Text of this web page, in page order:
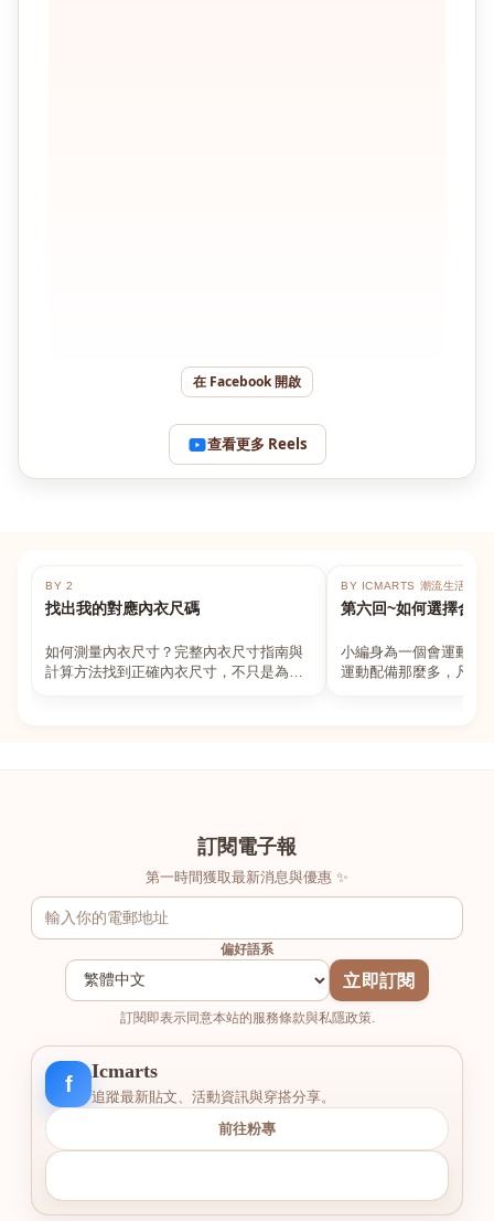
在 Facebook 開啟
查看更多 Reels
BY 2
找出我的對應內衣尺碼
如何測量內衣尺寸？完整內衣尺寸指南與
計算方法找到正確內衣尺寸，不只是為了
BY ICMARTS 潮流生活百貨
第六回~如何選擇合適
小編身為一個會運動的
運動配備那麼多，凡舉
訂閱電子報
第一時間獲取最新消息與優惠 ✨
偏好語系
立即訂閱
訂閱即表示同意本站的服務條款與私隱政策.
f
Icmarts
追蹤最新貼文、活動資訊與穿搭分享。
前往粉專